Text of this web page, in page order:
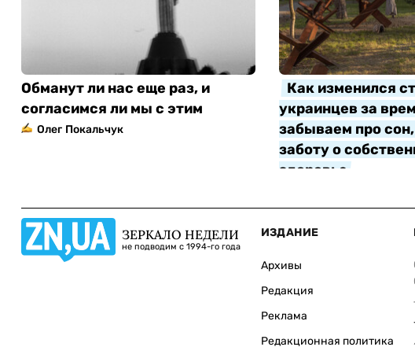
Обманут ли нас еще раз, и
согласимся ли мы с этим
Олег Покальчук
Как изменился
украинцев за
забываем про
заботу о
здоровье
ЗЕРКАЛО НЕДЕЛИ
не подводим с 1994-го года
ИЗДАНИЕ
Архивы
Редакция
Реклама
Редакционная политика